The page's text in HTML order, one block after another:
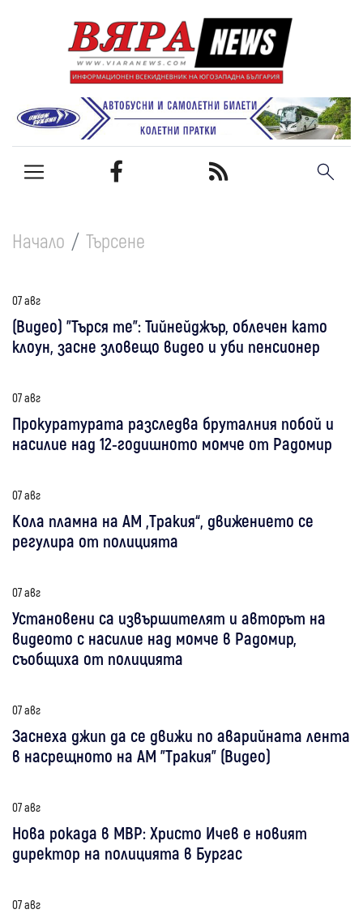
Начало Търсене
07 авг
(Видео) "Търся те": Тийнейджър, облечен като
клоун, засне зловещо видео и уби пенсионер
07 авг
Прокуратурата разследва бруталния побой и
насилие над 12-годишното момче от Радомир
07 авг
Кола пламна на АМ „Тракия“, движението се
регулира от полицията
07 авг
Установени са извършителят и авторът на
видеото с насилие над момче в Радомир,
съобщиха от полицията
07 авг
Заснеха джип да се движи по аварийната лента
в насрещното на АМ "Тракия" (Видео)
07 авг
Нова рокада в МВР: Христо Ичев е новият
директор на полицията в Бургас
07 авг